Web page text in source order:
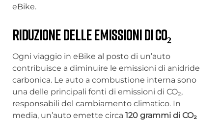
eBike.
Riduzione delle emissioni di CO₂
Ogni viaggio in eBike al posto di un’auto
contribuisce a diminuire le emissioni di anidride
carbonica. Le auto a combustione interna sono
una delle principali fonti di emissioni di CO₂,
responsabili del cambiamento climatico. In
media, un’auto emette circa 120 grammi di CO₂